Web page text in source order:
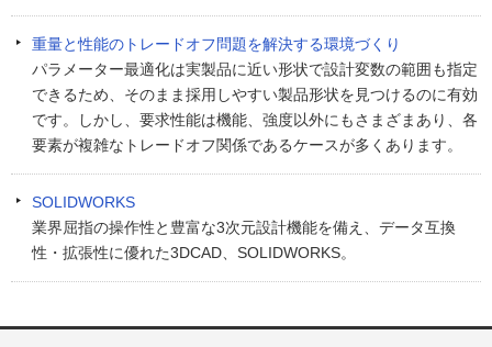
重量と性能のトレードオフ問題を解決する環境づくり
パラメーター最適化は実製品に近い形状で設計変数の範囲も指定
できるため、そのまま採用しやすい製品形状を見つけるのに有効
です。しかし、要求性能は機能、強度以外にもさまざまあり、各
要素が複雑なトレードオフ関係であるケースが多くあります。
SOLIDWORKS
業界屈指の操作性と豊富な3次元設計機能を備え、データ互換
性・拡張性に優れた3DCAD、SOLIDWORKS。